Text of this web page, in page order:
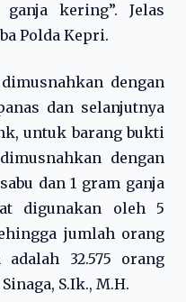
kering”. Jelas
Polda Kepri.
dengan
dan selanjutnya
untuk barang bukti
dengan
dan 1 gram ganja
digunakan oleh 5
jumlah orang
32.575 orang
S.Ik., M.H.